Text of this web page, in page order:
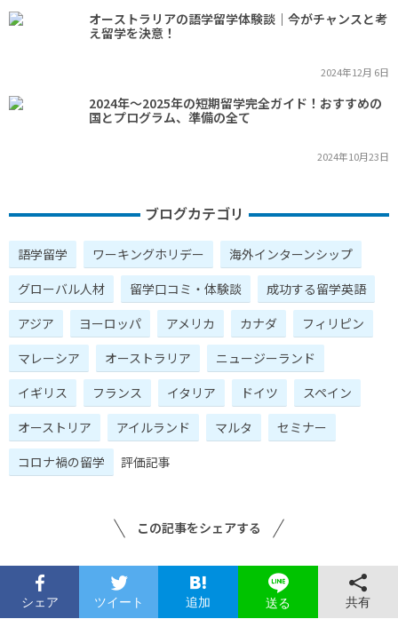
オーストラリアの語学留学体験談｜今がチャンスと考
え留学を決意！
2024年12月 6日
2024年～2025年の短期留学完全ガイド！おすすめの
国とプログラム、準備の全て
2024年10月23日
ブログカテゴリ
語学留学 ワーキングホリデー
海外インターンシップ
グローバル人材
留学口コミ・体験談
成功する留学英語
アジア
ヨーロッパ アメリカ カナダ
フィリピン
マレーシア
オーストラリア
ニュージーランド
イギリス
フランス イタリア ドイツ
スペイン
オーストリア
アイルランド マルタ
セミナー
コロナ禍の留学
評価記事
この記事をシェアする
シェア ツイート 追加 送る 共有